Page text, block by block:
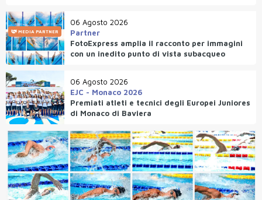
MEDIA PARTNER
06 Agosto 2026
Partner
FotoExpress amplia il racconto per immagini
con un inedito punto di vista subacqueo
06 Agosto 2026
EJC - Monaco 2026
Premiati atleti e tecnici degli Europei Juniores
di Monaco di Baviera